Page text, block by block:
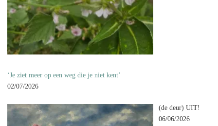
‘Je ziet meer op een weg die je niet kent’
02/07/2026
(de deur) UIT!
06/06/2026